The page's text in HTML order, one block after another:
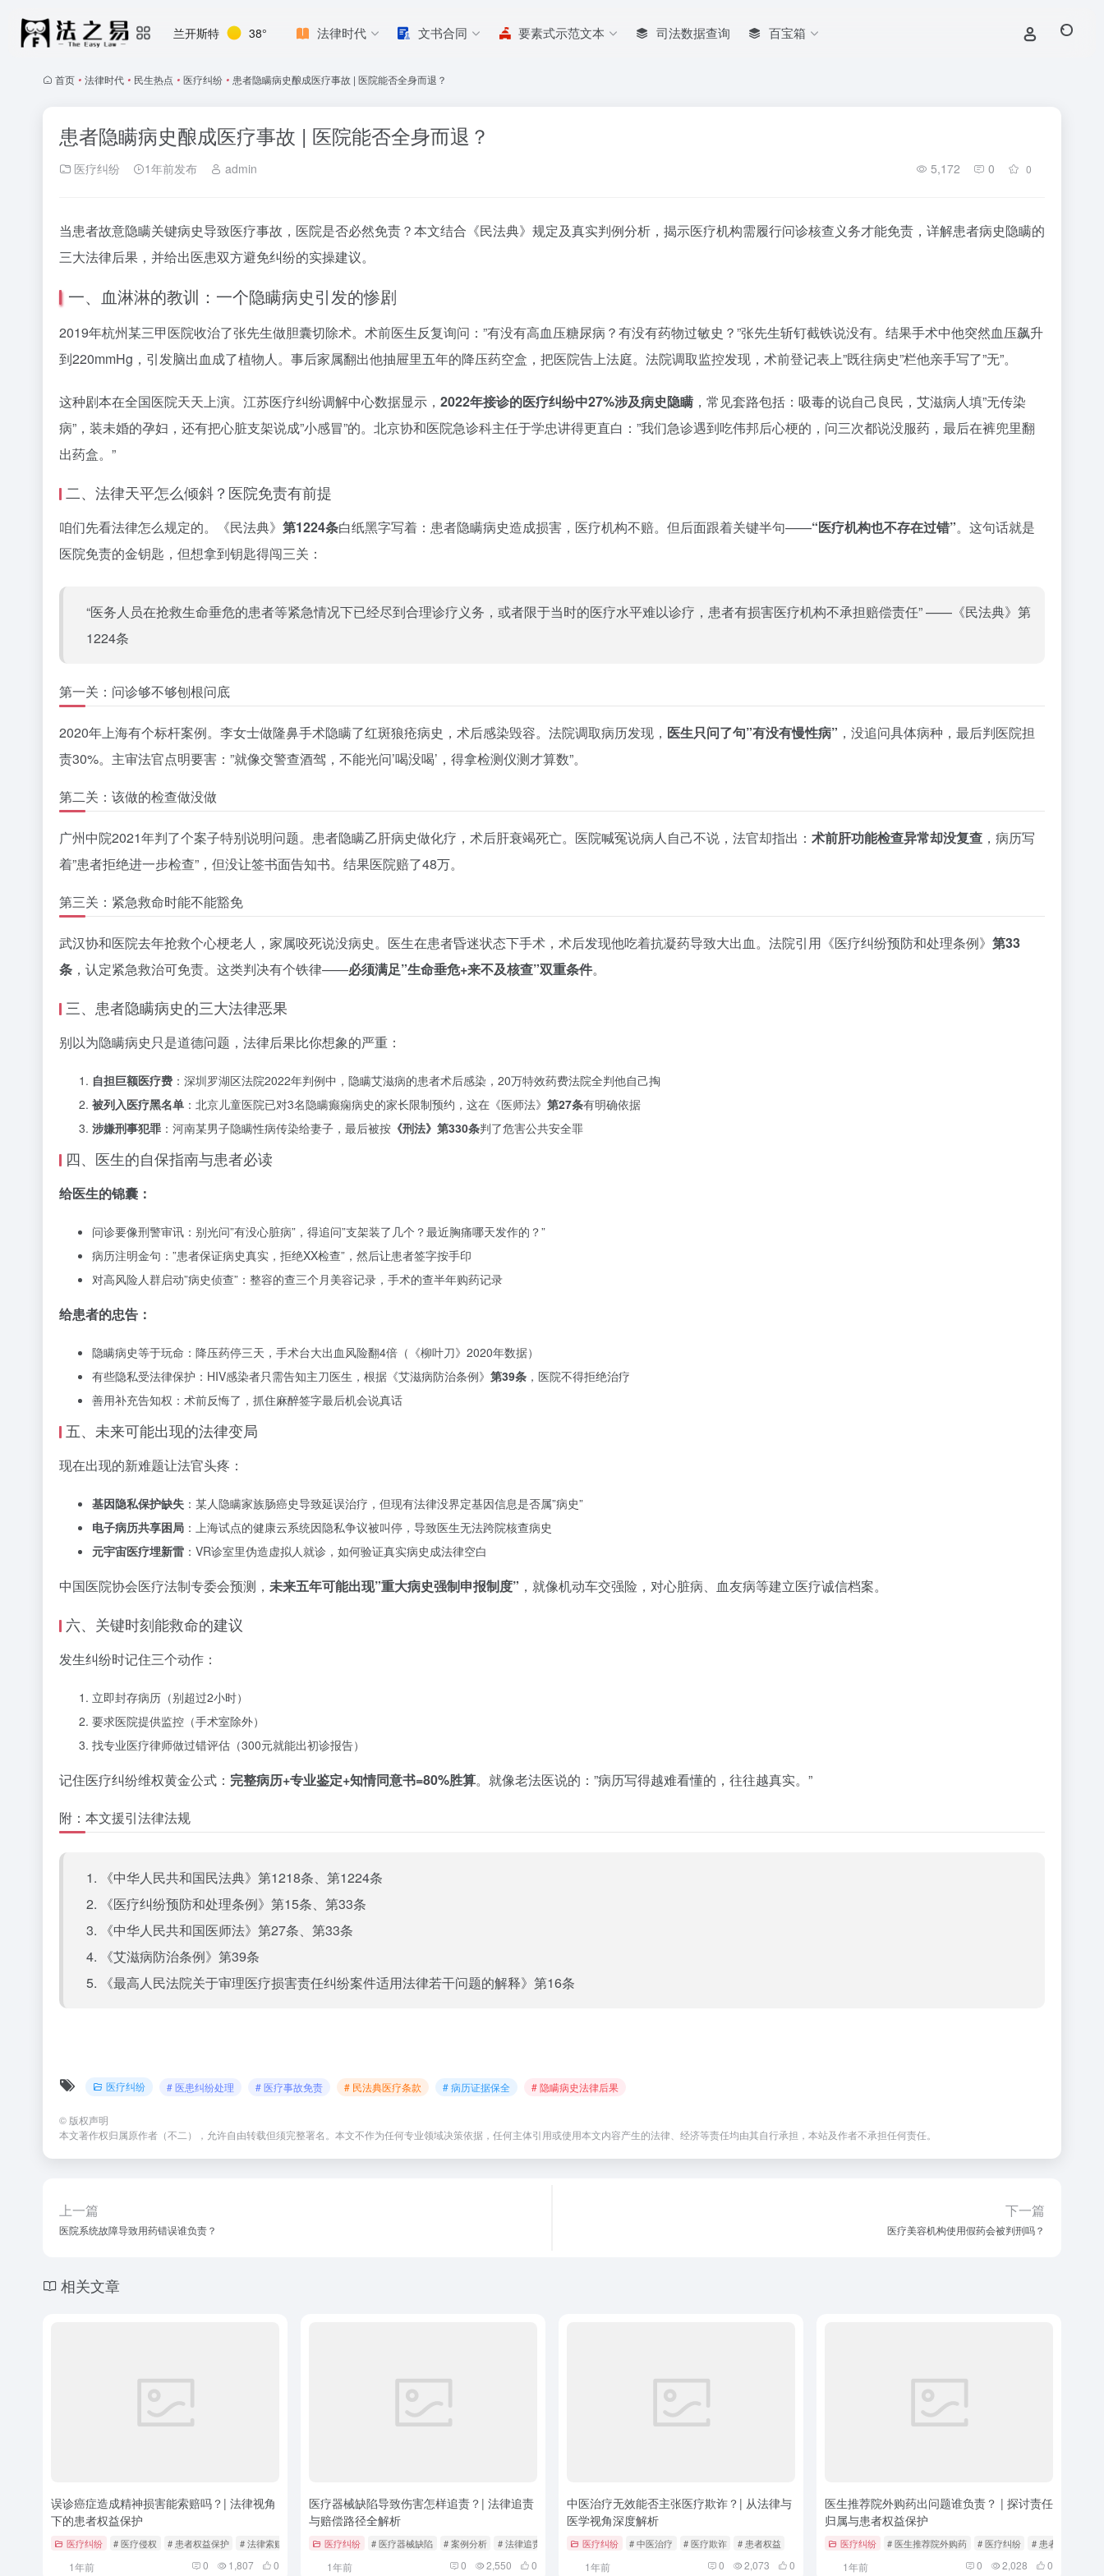
兰开斯特 38° 法律时代 文书合同 要素式示范文本 司法数据查询 百宝箱
首页 • 法律时代 • 民生热点 • 医疗纠纷 • 患者隐瞒病史酿成医疗事故 | 医院能否全身而退？
患者隐瞒病史酿成医疗事故 | 医院能否全身而退？
医疗纠纷 1年前发布 admin 5,172 0 0
当患者故意隐瞒关键病史导致医疗事故，医院是否必然免责？本文结合《民法典》规定及真实判例分析，揭示医疗机构需履行问诊核查义务才能免责，详解患者病史隐瞒的
三大法律后果，并给出医患双方避免纠纷的实操建议。
一、血淋淋的教训：一个隐瞒病史引发的惨剧
2019年杭州某三甲医院收治了张先生做胆囊切除术。术前医生反复询问：”有没有高血压糖尿病？有没有药物过敏史？”张先生斩钉截铁说没有。结果手术中他突然血压飙升
到220mmHg，引发脑出血成了植物人。事后家属翻出他抽屉里五年的降压药空盒，把医院告上法庭。法院调取监控发现，术前登记表上”既往病史”栏他亲手写了”无”。
这种剧本在全国医院天天上演。江苏医疗纠纷调解中心数据显示， 2022年接诊的医疗纠纷中27%涉及病史隐瞒 ，常见套路包括：吸毒的说自己良民，艾滋病人填”无传染
病”，装未婚的孕妇，还有把心脏支架说成”小感冒”的。北京协和医院急诊科主任于学忠讲得更直白：”我们急诊遇到吃伟邦后心梗的，问三次都说没服药，最后在裤兜里翻
出药盒。”
二、法律天平怎么倾斜？医院免责有前提
咱们先看法律怎么规定的。《民法典》 第1224条白纸黑字写着：患者隐瞒病史造成损害，医疗机构不赔。但后面跟着关键半句——“医疗机构也不存在过错”。这句话就是
医院免责的金钥匙，但想拿到钥匙得闯三关：
“医务人员在抢救生命垂危的患者等紧急情况下已经尽到合理诊疗义务，或者限于当时的医疗水平难以诊疗，患者有损害医疗机构不承担赔偿责任” ——《民法典》第
1224条
第一关：问诊够不够刨根问底
2020年上海有个标杆案例。李女士做隆鼻手术隐瞒了红斑狼疮病史，术后感染毁容。法院调取病历发现， 医生只问了句”有没有慢性病” ，没追问具体病种，最后判医院担
责30%。主审法官点明要害：”就像交警查酒驾，不能光问’喝没喝’，得拿检测仪测才算数”。
第二关：该做的检查做没做
广州中院2021年判了个案子特别说明问题。患者隐瞒乙肝病史做化疗，术后肝衰竭死亡。医院喊冤说病人自己不说，法官却指出： 术前肝功能检查异常却没复查 ，病历写
着”患者拒绝进一步检查”，但没让签书面告知书。结果医院赔了48万。
第三关：紧急救命时能不能豁免
武汉协和医院去年抢救个心梗老人，家属咬死说没病史。医生在患者昏迷状态下手术，术后发现他吃着抗凝药导致大出血。法院引用《医疗纠纷预防和处理条例》 第33
条 ，认定紧急救治可免责。这类判决有个铁律——必须满足”生命垂危+来不及核查”双重条件。
三、患者隐瞒病史的三大法律恶果
别以为隐瞒病史只是道德问题，法律后果比你想象的严重：
自担巨额医疗费 ：深圳罗湖区法院2022年判例中，隐瞒艾滋病的患者术后感染，20万特效药费法院全判他自己掏
被列入医疗黑名单 ：北京儿童医院已对3名隐瞒癫痫病史的家长限制预约，这在《医师法》 第27条有明确依据
涉嫌刑事犯罪 ：河南某男子隐瞒性病传染给妻子，最后被按 《刑法》第330条判了危害公共安全罪
四、医生的自保指南与患者必读
给医生的锦囊：
问诊要像刑警审讯：别光问”有没心脏病”，得追问”支架装了几个？最近胸痛哪天发作的？”
病历注明金句：”患者保证病史真实，拒绝XX检查”，然后让患者签字按手印
对高风险人群启动”病史侦查”：整容的查三个月美容记录，手术的查半年购药记录
给患者的忠告：
隐瞒病史等于玩命：降压药停三天，手术台大出血风险翻4倍（《柳叶刀》2020年数据）
有些隐私受法律保护：HIV感染者只需告知主刀医生，根据《艾滋病防治条例》 第39条 ，医院不得拒绝治疗
善用补充告知权：术前反悔了，抓住麻醉签字最后机会说真话
五、未来可能出现的法律变局
现在出现的新难题让法官头疼：
基因隐私保护缺失 ：某人隐瞒家族肠癌史导致延误治疗，但现有法律没界定基因信息是否属”病史”
电子病历共享困局 ：上海试点的健康云系统因隐私争议被叫停，导致医生无法跨院核查病史
元宇宙医疗埋新雷 ：VR诊室里伪造虚拟人就诊，如何验证真实病史成法律空白
中国医院协会医疗法制专委会预测， 未来五年可能出现”重大病史强制申报制度” ，就像机动车交强险，对心脏病、血友病等建立医疗诚信档案。
六、关键时刻能救命的建议
发生纠纷时记住三个动作：
立即封存病历（别超过2小时）
要求医院提供监控（手术室除外）
找专业医疗律师做过错评估（300元就能出初诊报告）
记住医疗纠纷维权黄金公式： 完整病历+专业鉴定+知情同意书=80%胜算。就像老法医说的：”病历写得越难看懂的，往往越真实。”
附：本文援引法律法规
1. 《中华人民共和国民法典》第1218条、第1224条
2. 《医疗纠纷预防和处理条例》第15条、第33条
3. 《中华人民共和国医师法》第27条、第33条
4. 《艾滋病防治条例》第39条
5. 《最高人民法院关于审理医疗损害责任纠纷案件适用法律若干问题的解释》第16条
医疗纠纷 # 医患纠纷处理 # 医疗事故免责 # 民法典医疗条款 # 病历证据保全 # 隐瞒病史法律后果
© 版权声明
本文著作权归属原作者（不二），允许自由转载但须完整署名。本文不作为任何专业领域决策依据，任何主体引用或使用本文内容产生的法律、经济等责任均由其自行承担，本站及作者不承担任何责任。
上一篇
医院系统故障导致用药错误谁负责？
下一篇
医疗美容机构使用假药会被判刑吗？
相关文章
误诊癌症造成精神损害能索赔吗？| 法律视角
下的患者权益保护
医疗纠纷 # 医疗侵权 # 患者权益保护 # 法律索赔
1年前 0 1,807 0
医疗器械缺陷导致伤害怎样追责？| 法律追责
与赔偿路径全解析
医疗纠纷 # 医疗器械缺陷 # 案例分析 # 法律追责
1年前 0 2,550 0
中医治疗无效能否主张医疗欺诈？| 从法律与
医学视角深度解析
医疗纠纷 # 中医治疗 # 医疗欺诈 # 患者权益
1年前 0 2,073 0
医生推荐院外购药出问题谁负责？ | 探讨责任
归属与患者权益保护
医疗纠纷 # 医生推荐院外购药 # 医疗纠纷 # 患者权益保护
1年前 0 2,028 0